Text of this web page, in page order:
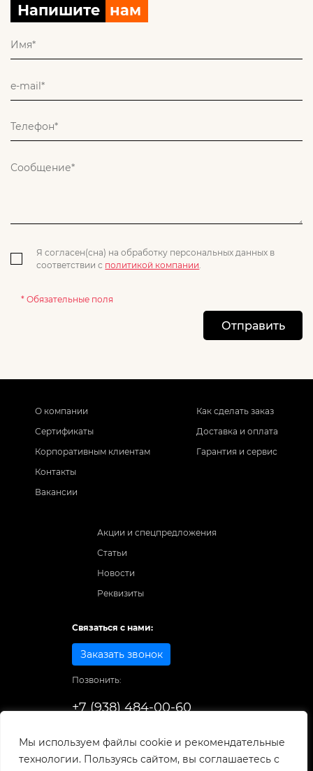
Мы используем файлы cookie и рекомендательные
технологии. Пользуясь сайтом, вы соглашаетесь с
Напишите нам
Я согласен(сна) на обработку персональных данных в
соответствии с политикой компании
* Обязательные поля
Отправить
О компании
Сертификаты
Корпоративным клиентам
Контакты
Вакансии
Как сделать заказ
Доставка и оплата
Гарантия и сервис
Акции и спецпредложения
Статьи
Новости
Реквизиты
Связаться с нами:
Заказать звонок
Позвонить:
+7 (938) 484-00-60
© 1998-2025